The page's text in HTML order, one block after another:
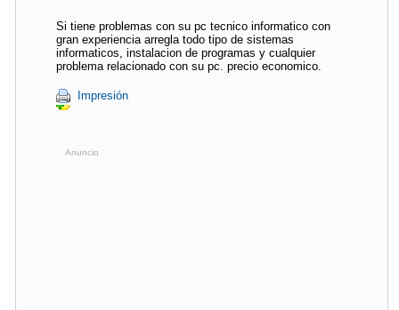
Si tiene problemas con su pc tecnico informatico con
gran experiencia arregla todo tipo de sistemas
informaticos, instalacion de programas y cualquier
problema relacionado con su pc. precio economico.
Impresión
Anuncio